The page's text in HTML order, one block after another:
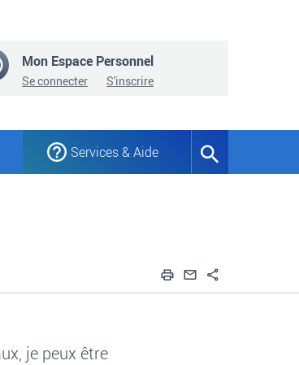
Mon Espace Personnel
Se connecter S'inscrire
Services & Aide
Formulaire
ImprimerEnvoyer par
je peux être